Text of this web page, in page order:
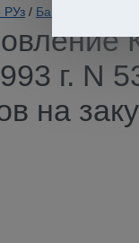
РУз / Банки.
г. N
на